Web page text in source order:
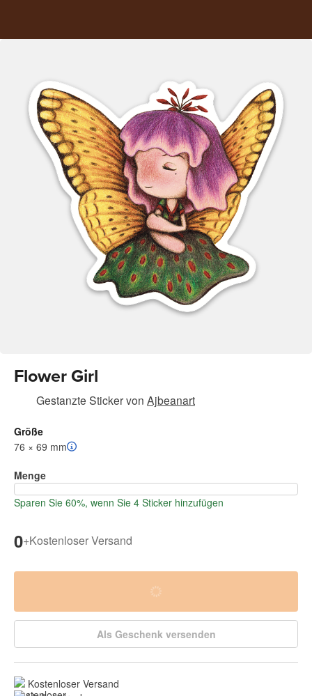
Flower Girl
Gestanzte Stickervon Ajbeanart
Größe
76 × 69 mm
Menge
Sparen Sie 60%, wenn Sie 4 Sticker hinzufügen
0+Kostenloser Versand
Als Geschenk versenden
Kostenloser Versand